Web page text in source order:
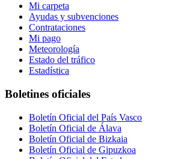
Mi carpeta
Ayudas y subvenciones
Contrataciones
Mi pago
Meteorología
Estado del tráfico
Estadística
Boletines oficiales
Boletín Oficial del País Vasco
Boletín Oficial de Álava
Boletín Oficial de Bizkaia
Boletín Oficial de Gipuzkoa